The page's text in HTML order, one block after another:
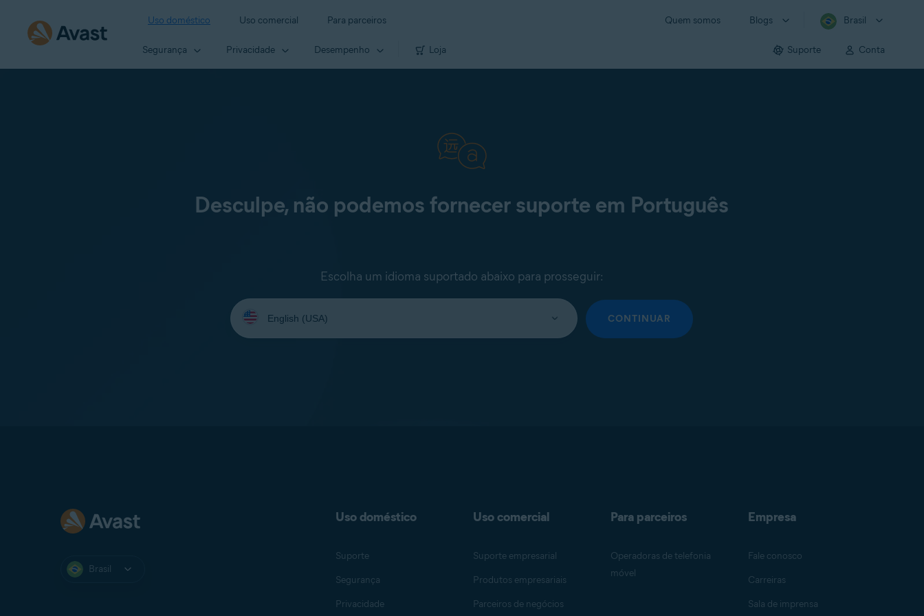
Uso doméstico Uso comercial Para parceiros Quem somos Blogs Brasil
Segurança Privacidade Desempenho Loja Suporte Conta
Desculpe, não podemos fornecer suporte em Português
Escolha um idioma suportado abaixo para prosseguir:
Selecione
seu
idioma:
CONTINUAR
Brasil
Uso doméstico
Suporte
Segurança
Privacidade
Uso comercial
Suporte empresarial
Produtos empresariais
Parceiros de negócios
Para parceiros
Operadoras de telefonia
móvel
Empresa
Fale conosco
Carreiras
Sala de imprensa